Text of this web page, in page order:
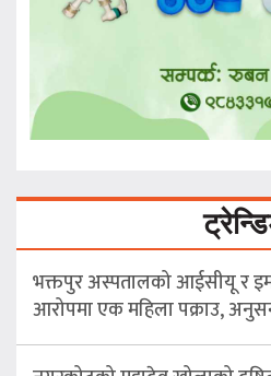
भक्तपुर अस्पतालको आईसीयू र
आरोपमा एक महिला पक्राउ,